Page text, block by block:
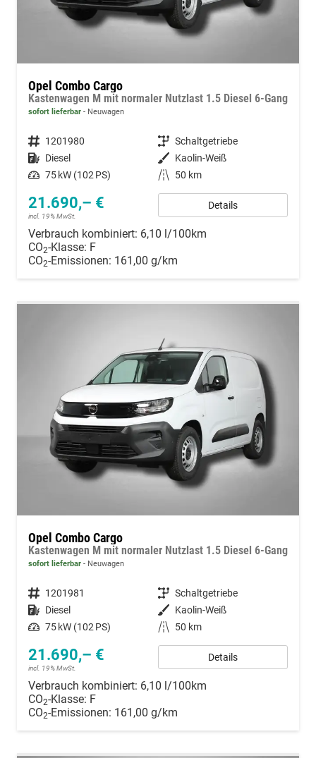
Opel Combo Cargo
Kastenwagen M mit normaler Nutzlast 1.5 Diesel 6-Gang
sofort lieferbar Neuwagen
Fahrzeugnummer 1201980 Getriebe Schaltgetriebe
Kraftstoff Diesel Außenfarbe Kaolin-Weiß
Leistung 75 kW (102 PS) Kilometerstand 50 km
21.690,– €
incl. 19% MwSt.
Details
Verbrauch kombiniert: 6,10 l/100km
CO2-Klasse: F
CO2-Emissionen: 161,00 g/km
Opel Combo Cargo
Kastenwagen M mit normaler Nutzlast 1.5 Diesel 6-Gang
sofort lieferbar Neuwagen
Fahrzeugnummer 1201981 Getriebe Schaltgetriebe
Kraftstoff Diesel Außenfarbe Kaolin-Weiß
Leistung 75 kW (102 PS) Kilometerstand 50 km
21.690,– €
incl. 19% MwSt.
Details
Verbrauch kombiniert: 6,10 l/100km
CO2-Klasse: F
CO2-Emissionen: 161,00 g/km